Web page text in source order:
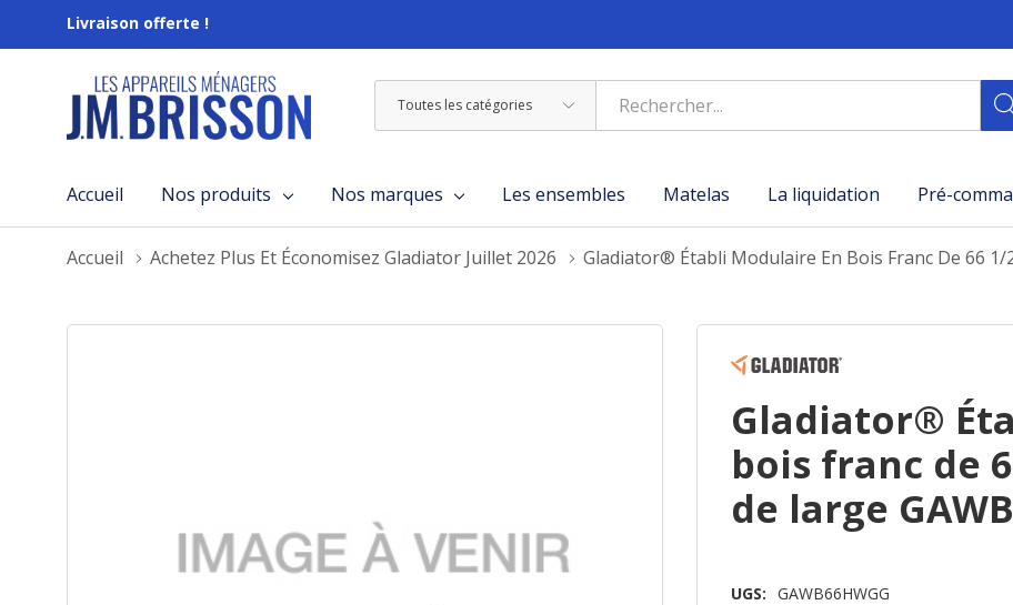
Livraison offerte !
Toutes
les
Rechercher
Accueil Nos produits Nos marques Les ensembles Matelas La liquidation Pré-
Accueil Achetez Plus Et Économisez Gladiator Juillet 2026 Gladiator® Établi Modulaire En Bois Franc De 66 1/
Gladiator®
bois franc de
de large
UGS: GAWB66HWGG